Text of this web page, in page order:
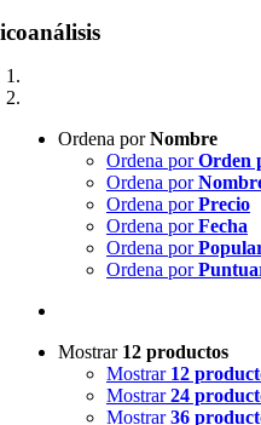
Ordena porNombre
Ordena porOrden
Ordena por
Ordena porPrecio
Ordena porFecha
Ordena por
Ordena por
Mostrar 12 productos
Mostrar 12
Mostrar24
Mostrar36